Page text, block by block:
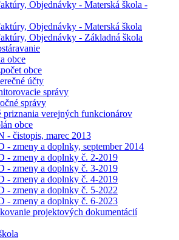
Objednávky - Materská škola -
Objednávky - Materská škola
Objednávky - Základná škola
obce
obce
účty
správy
správy
priznania verejných funkcionárov
obce
- čistopis, marec 2013
- zmeny a doplnky, september 2014
- zmeny a doplnky č. 2-2019
- zmeny a doplnky č. 3-2019
- zmeny a doplnky č. 4-2019
- zmeny a doplnky č. 5-2022
- zmeny a doplnky č. 6-2023
projektových dokumentácií